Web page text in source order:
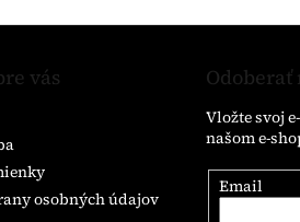
vás
osobných údajov
Vložte svoj
našom e-
Email